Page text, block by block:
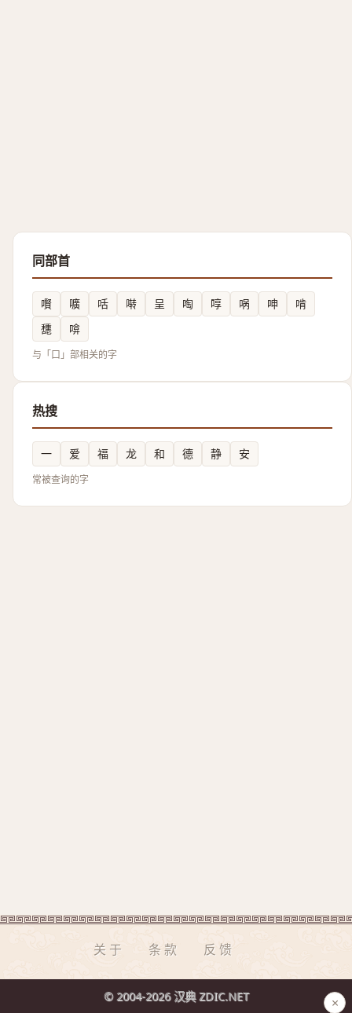
同部首
㘋 嚝 咶 啭 呈 啕 啍 㖞 呻
啃
㘒
啽
与「口」部相关的字
热搜
一 爱 福 龙 和 德 静 安
常被查询的字
关于 条款 反馈
© 2004-2026 汉典 ZDIC.NET ×